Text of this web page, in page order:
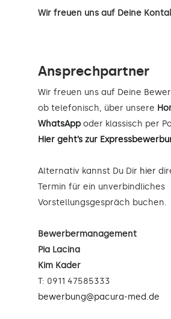
Wir freuen uns auf Deine
Ansprechpartner
Wir freuen uns auf Deine
ob telefonisch, über unsere
WhatsApp oder klassisch per
Hier geht’s zur
Alternativ kannst Du Dir hier
Termin für ein unverbindliches
Vorstellungsgespräch buchen.
Bewerbermanagement
Pia Lacina
Kim Kader
T: 0911 47585333
bewerbung@pacura-med.de